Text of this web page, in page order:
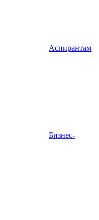
Аспирантам
Бизнес-